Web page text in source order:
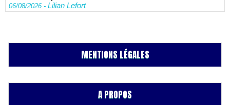
06/08/2026 - Lilian Lefort
MENTIONS LÉGALES
A PROPOS